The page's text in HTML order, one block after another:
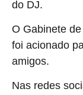
do DJ.
O Gabinete
foi acionado
amigos.
Nas redes